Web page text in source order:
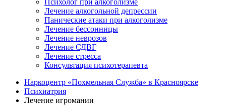
Психолог при алкоголизме
Лечение алкогольной депрессии
Панические атаки при алкоголизме
Лечение бессонницы
Лечение неврозов
Лечение СДВГ
Лечение стресса
Консультация психотерапевта
Наркоцентр «Похмельная Служба» в Красноярске
Психиатрия
Лечение игромании